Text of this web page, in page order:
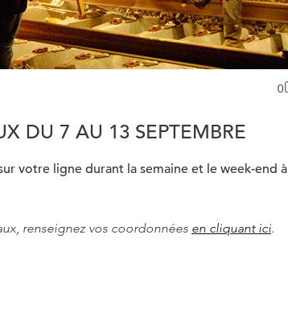
0
DU 7 AU 13 SEPTEMBRE
votre ligne durant la semaine et le week-end à
renseignez vos coordonnées en cliquant ici.